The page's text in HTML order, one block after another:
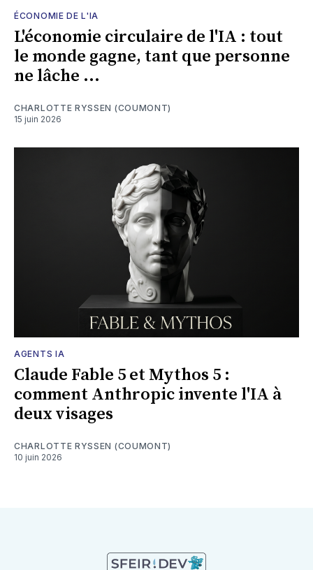
ÉCONOMIE DE L'IA
L'économie circulaire de l'IA : tout
le monde gagne, tant que personne
ne lâche ...
CHARLOTTE RYSSEN (COUMONT)
15 juin 2026
AGENTS IA
Claude Fable 5 et Mythos 5 :
comment Anthropic invente l'IA à
deux visages
CHARLOTTE RYSSEN (COUMONT)
10 juin 2026